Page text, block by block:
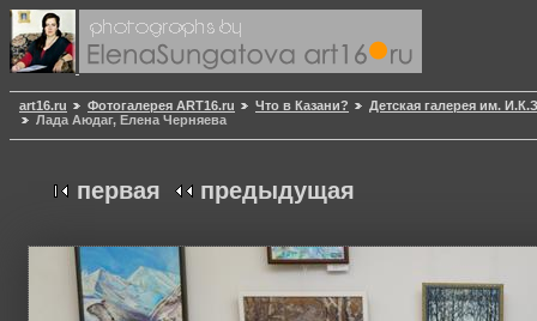
art16.ru Фотогалерея ART16.ru Что в Казани?
Детская галерея им.
Лада Аюдаг, Елена Черняева
первая предыдущая